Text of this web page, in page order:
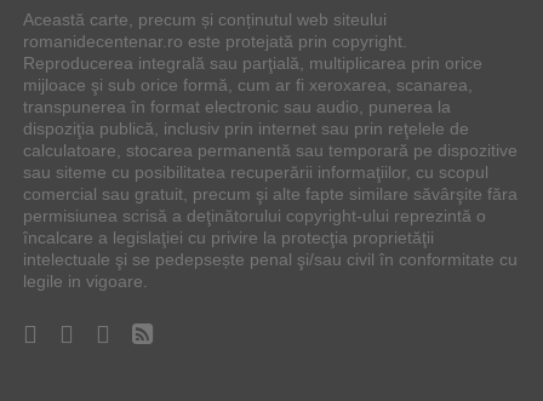
Această carte, precum și conținutul web siteului
romanidecentenar.ro este protejată prin copyright.
Reproducerea integrală sau parţială, multiplicarea prin orice
mijloace şi sub orice formă, cum ar fi xeroxarea, scanarea,
transpunerea în format electronic sau audio, punerea la
dispoziţia publică, inclusiv prin internet sau prin reţelele de
calculatoare, stocarea permanentă sau temporară pe dispozitive
sau siteme cu posibilitatea recuperării informaţiilor, cu scopul
comercial sau gratuit, precum şi alte fapte similare săvârşite făra
permisiunea scrisă a deţinătorului copyright-ului reprezintă o
încalcare a legislaţiei cu privire la protecţia proprietăţii
intelectuale şi se pedepsește penal şi/sau civil în conformitate cu
legile in vigoare.